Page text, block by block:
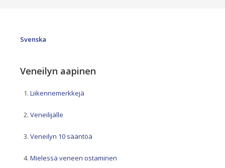
Svenska
Veneilyn aapinen
Liikennemerkkejä
Veneilijälle
Veneilyn 10 sääntöä
Mielessä veneen ostaminen